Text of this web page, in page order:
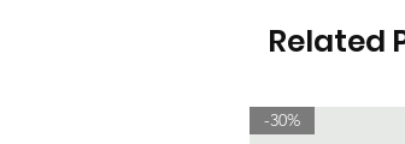
Related
-30%